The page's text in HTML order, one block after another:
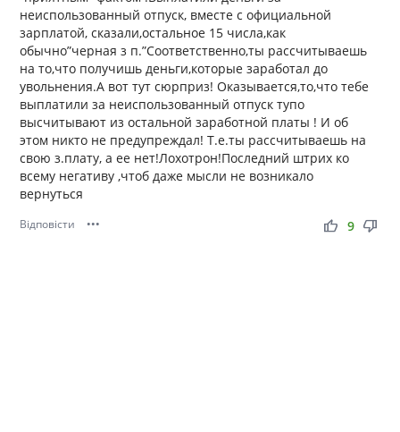
неиспользованный отпуск, вместе с официальной
зарплатой, сказали,остальное 15 числа,как
обычно”черная з п.”Соответственно,ты рассчитываешь
на то,что получишь деньги,которые заработал до
увольнения.А вот тут сюрприз! Оказывается,то,что тебе
выплатили за неиспользованный отпуск тупо
высчитывают из остальной заработной платы ! И об
этом никто не предупреждал! Т.е.ты рассчитываешь на
свою з.плату, а ее нет!Лохотрон!Последний штрих ко
всему негативу ,чтоб даже мысли не возникало
вернуться
Відповісти ••• thumb_up thumb_down
9